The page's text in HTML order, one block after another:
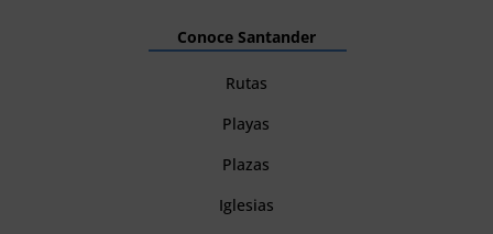
Conoce Santander
Rutas
Playas
Plazas
Iglesias